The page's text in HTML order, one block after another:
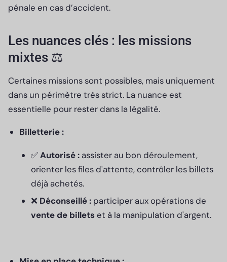
pénale en cas d’accident.
Les nuances clés : les missions
mixtes ⚖️
Certaines missions sont possibles, mais uniquement
dans un périmètre très strict. La nuance est
essentielle pour rester dans la légalité.
Billetterie :
✅Autorisé :assister au bon déroulement,
orienter les files d'attente, contrôler les billets
déjà achetés.
❌ Déconseillé :participer aux opérations de
vente de billets et à la manipulation d'argent.